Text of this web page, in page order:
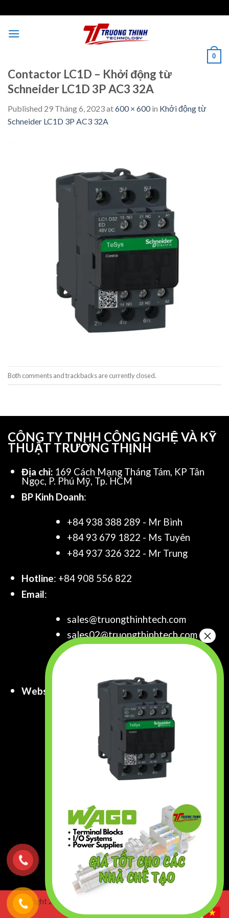
to
content
0
Contactor LC1D – Khởi động từ
Schneider LC1D 3P AC3 32A
Published 29 Tháng 6, 2023at600 × 600in Khởi động từ
Schneider LC1D 3P AC3 32A
Both comments and trackbacks are currently closed.
CÔNG TY TNHH CÔNG NGHỆ VÀ KỸ
THUẬT TRƯỜNG THỊNH
Địa chỉ: 169 Cách Mạng Tháng Tám, KP Tân
Ngọc, P. Phú Mỹ, Tp. HCM
BP Kinh Doanh:
+84 938 388 289 - Mr Bình
+84 93 679 1822 - Ms Tuyên
+84 937 326 322 - Mr Trung
Hotline: +84 908 556 822
Email:
sales@truongthinhtech.com
sales02@truongthinhtech.com
sales03@truongthinhtech.com
Website
www.truongthinhtech.com
www.components.com.vn
Copyright 2026 ©
Truong Thinh Technology & Engineering
Co.,Ltd. All right Reserved.